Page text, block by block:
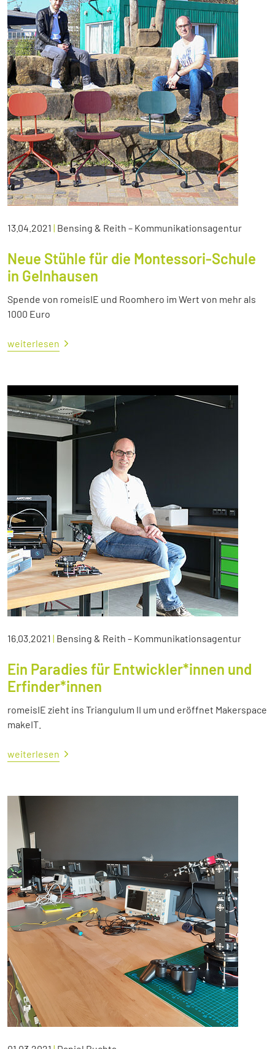
13.04.2021 | Bensing & Reith – Kommunikationsagentur
Neue Stühle für die Montessori-Schule
in Gelnhausen
Spende von romeisIE und Roomhero im Wert von mehr als
1000 Euro
weiterlesen
16.03.2021 | Bensing & Reith – Kommunikationsagentur
Ein Paradies für Entwickler*innen und
Erfinder*innen
romeisIE zieht ins Triangulum II um und eröffnet Makerspace
makeIT.
weiterlesen